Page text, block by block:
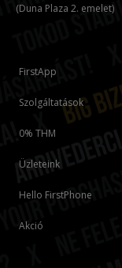
FirstApp
Szolgáltatások
0% THM
Üzleteink
Hello FirstPhone
Akció
(Duna Plaza 2. emelet)